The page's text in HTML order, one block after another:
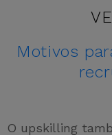
Motivos
O upskilling